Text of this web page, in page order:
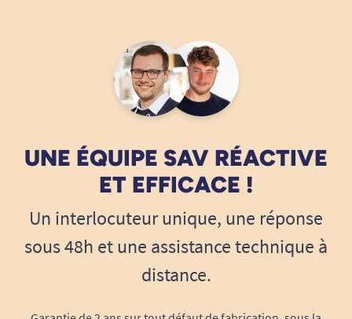
UNE ÉQUIPE SAV RÉACTIVE
ET EFFICACE !
Un interlocuteur unique, une réponse
sous 48h et une assistance technique à
distance.